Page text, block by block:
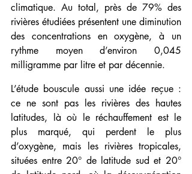
climatique. Au total, près de 79% des
rivières étudiées présentent une diminution
des concentrations en oxygène, à un
rythme moyen d’environ 0,045
milligramme par litre et par décennie.
L’étude bouscule aussi une idée reçue :
ce ne sont pas les rivières des hautes
latitudes, là où le réchauffement est le
plus marqué, qui perdent le plus
d’oxygène, mais les rivières tropicales,
situées entre 20° de latitude sud et 20°